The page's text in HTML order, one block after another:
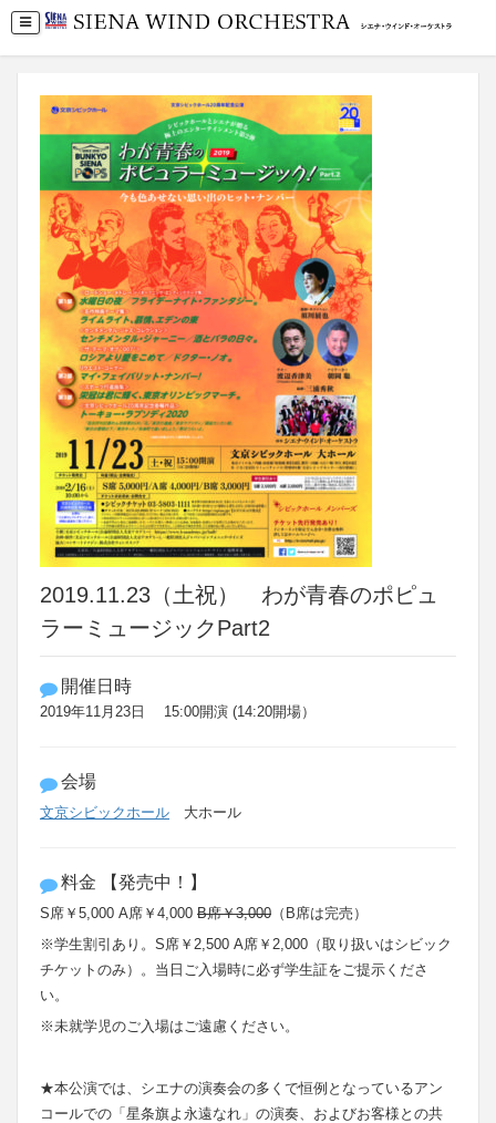
2019.11.23（土祝） わが青春のポピュ
ラーミュージックPart2
開催日時
2019年11月23日 15:00開演 (14:20開場）
会場
文京シビックホール 大ホール
料金 【発売中！】
S席￥5,000 A席￥4,000 B席￥3,000 （B席は完売）
※学生割引あり。S席￥2,500 A席￥2,000（取り扱いはシビック
チケットのみ）。当日ご入場時に必ず学生証をご提示くださ
い。
※未就学児のご入場はご遠慮ください。
★本公演では、シエナの演奏会の多くで恒例となっているアン
コールでの「星条旗よ永遠なれ」の演奏、およびお客様との共